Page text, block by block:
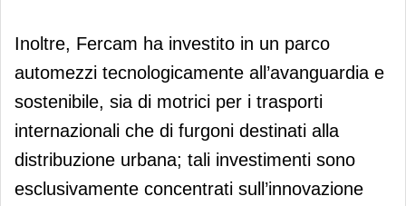
Inoltre, Fercam ha investito in un parco
automezzi tecnologicamente all’avanguardia e
sostenibile, sia di motrici per i trasporti
internazionali che di furgoni destinati alla
distribuzione urbana; tali investimenti sono
esclusivamente concentrati sull’innovazione